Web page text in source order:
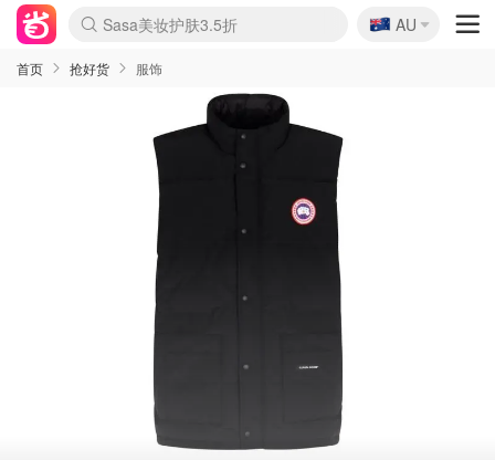
lululemon折扣上新
Sasa美妆护肤3.5折
SSENSE年中2.5折
FreshBeauty好价汇总
Cettire降价+叠9折
WWS Coles超市实拍
viagogo二手票捡漏
Myer超级周末
The Outnet奢牌1折起
David Jones 3折起
Flannels大牌1折
Perfumes Club护肤1折
AMIRO面罩$251
Amazon折扣汇总
eToro入金$200送$50
Amazon数码好物
ICONIC本周7.5折
ThedoubleF高奢地板价
Moose Knuckles 6折
丝芙兰5折起
EUFY摄像头$98
Selenichast首饰2折
Trip机票酒店促销
YSL送5件彩妆礼
Amazon家居好物
Amazon美妆护肤
雅漾大喷$8
过敏原检测盒$33
伊索独家赠50ml沐浴露
科颜氏高保湿面霜$29
SEALIFE海洋馆门票6折
丝塔芙大白罐$16
订阅Newsletter送香薰
Cult Beauty 6.8折
Harrods圣诞日历$525
LN-CC奢牌私促3折
d'Alba空姐喷雾$16
EVE LOM套装£56
Bernardelli独家4折
Adore Beauty 6折起
CT圣诞日历
Mytheresa奢品2.7折
Luxury Escapes 9折
Currentbody美容仪$881
MOON Garden Live
Roborock扫地机$649
Tingo Life水杯$24
Valentino官网5折
CR洗护套装$23
修丽可4件套$159
Myer彩妆2件7折
GANNI官网4.5折
Stylevana韩妆4折
Tessabit高奢8.5折
OGX洗发水$11
Amazon阿德莱德次日达
卡诗8.5折+赠礼
Philips Hue灯具8折
🇦🇺
AU
首页 抢好货 服饰